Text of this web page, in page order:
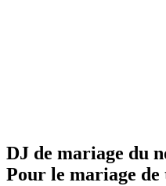
DJ de mariage du
Pour le mariage de